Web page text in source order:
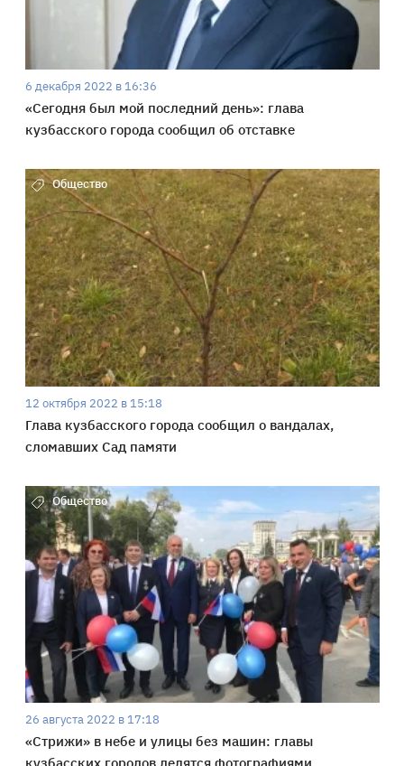
6 декабря 2022 в 16:36
«Сегодня был мой последний день»: глава
кузбасского города сообщил об отставке
Общество
12 октября 2022 в 15:18
Глава кузбасского города сообщил о вандалах,
сломавших Сад памяти
Общество
26 августа 2022 в 17:18
«Стрижи» в небе и улицы без машин: главы